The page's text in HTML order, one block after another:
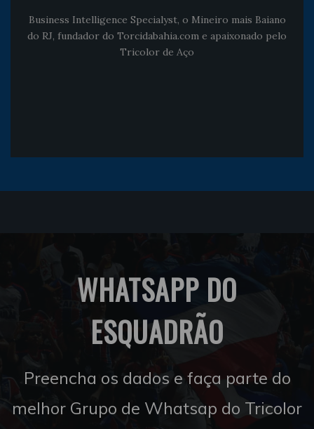
Business Intelligence Specialyst, o Mineiro mais Baiano
do RJ, fundador do Torcidabahia.com e apaixonado pelo
Tricolor de Aço
WHATSAPP DO
ESQUADRÃO
Preencha os dados e faça parte do
melhor Grupo de Whatsap do Tricolor